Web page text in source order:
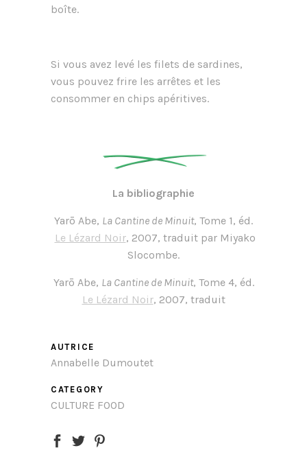
boîte.
Si vous avez levé les filets de sardines,
vous pouvez frire les arrêtes et les
consommer en chips apéritives.
La bibliographie
Yarō Abe, La Cantine de Minuit, Tome 1, éd.
Le Lézard Noir, 2007, traduit par Miyako
Slocombe.
Yarō Abe, La Cantine de Minuit, Tome 4, éd.
Le Lézard Noir, 2007, traduit
AUTRICE
Annabelle Dumoutet
CATEGORY
CULTURE FOOD